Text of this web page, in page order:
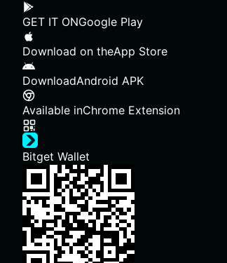
GET IT ONGoogle Play
Download on theApp Store
DownloadAndroid APK
Available inChrome Extension
Bitget Wallet